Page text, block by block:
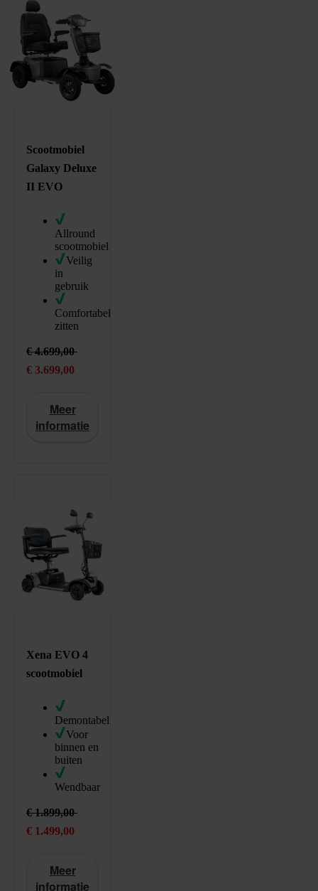
Scootmobiel
Galaxy Deluxe
II EVO
Allround
scootmobiel
Veilig
in
gebruik
Comfortabel
zitten
3699
EUR
https://schema.org/InStock
€ 4.699,00
€ 3.699,00
Meer
informatie
Xena EVO 4
scootmobiel
Demontabel
Voor
binnen en
buiten
Wendbaar
1499
EUR
https://schema.org/InStock
€ 1.899,00
€ 1.499,00
Meer
informatie